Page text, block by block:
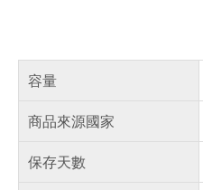
容量
商品來源國家
保存天數